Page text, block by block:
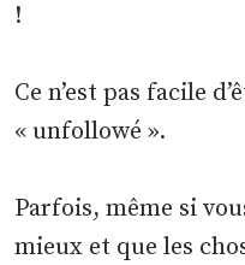
!
Ce n’est pas facile
« unfollowé ».
Parfois, même si
mieux et que les